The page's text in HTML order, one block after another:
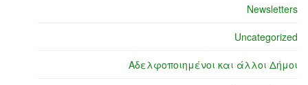
Newsletters
Uncategorized
Αδελφοποιημένοι και άλλοι Δήμοι